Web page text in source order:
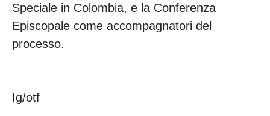
Speciale in Colombia, e la Conferenza
Episcopale come accompagnatori del
processo.
Ig/otf